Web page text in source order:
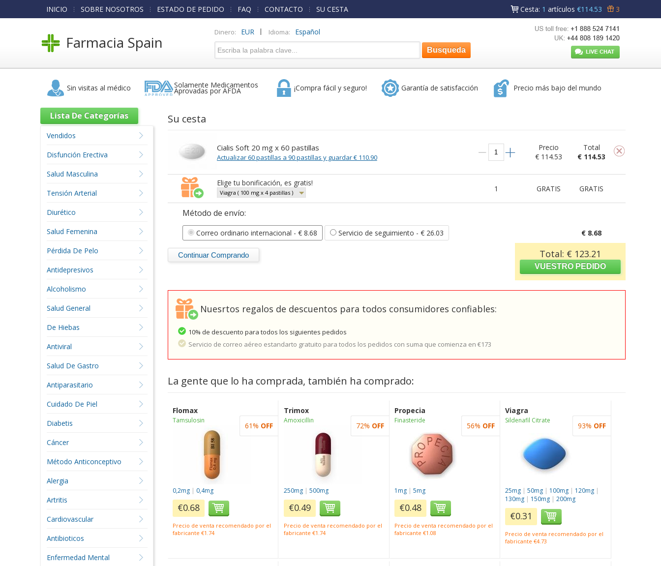
INICIO SOBRE NOSOTROS ESTADO DE PEDIDO FAQ CONTACTO SU CESTA Cesta: 1 artículos €114.53 3
Farmacia Spain
Dinero: EUR | Idioma: Español
Sin visitas al médico Solamente Medicamentos
Aprovadas por AFDA ¡Compra fácil y seguro! Garantía de satisfacción Precio más bajo del mundo
Su cesta
Cialis Soft 20 mg x 60 pastillas
Actualizar 60 pastillas a 90 pastillas y guardar € 110.90
Precio
€ 114.53
Total
€ 114.53
Elige tu bonificación, es gratis!
Viagra ( 100 mg x 4 pastillas ) 1 GRATIS GRATIS
Método de envío:
Correo ordinario internacional - € 8.68 Servicio de seguimiento - € 26.03 € 8.68
Total: € 123.21
Nuesrtos regalos de descuentos para todos consumidores confiables:
10% de descuento para todos los siguientes pedidos
Servicio de correo aéreo estandarto gratuito para todos los pedidos con suma que comienza en €173
La gente que lo ha comprada, también ha comprado:
Flomax
Tamsulosin
0,2mg | 0,4mg
€0.68
Precio de venta recomendado por el
fabricante €1.74
61% OFF
Trimox
Amoxicillin
250mg| 500mg
€0.49
Precio de venta recomendado por el
fabricante €1.74
72% OFF
Propecia
Finasteride
1mg | 5mg
€0.48
Precio de venta recomendado por el
fabricante €1.08
56% OFF
Viagra
Sildenafil Citrate
25mg |50mg | 100mg | 120mg |
130mg | 150mg |200mg
€0.31
Precio de venta recomendado por el
fabricante €4.73
93% OFF
Lista De Categorías
Vendidos
Disfunción Erectiva
Salud Masculina
Tensión Arterial
Diurético
Salud Femenina
Pérdida De Pelo
Antidepresivos
Alcoholismo
Salud General
De Hiebas
Antiviral
Salud De Gastro
Antiparasitario
Cuidado De Piel
Diabetis
Cáncer
Método Anticonceptivo
Alergia
Artritis
Cardiovascular
Antibioticos
Enfermedad Mental